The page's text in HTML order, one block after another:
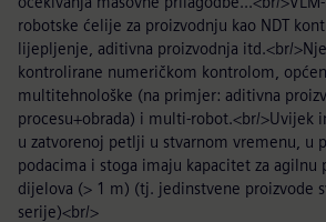
robotske ćelije za proizvodnju kao NDT
lijepljenje, aditivna proizvodnja itd.<br/
kontrolirane numeričkom kontrolom,
multitehnološke (na primjer: aditivna
procesu+obrada) i multi-robot.<br/>Uvijek
u zatvorenoj petlji u stvarnom vremenu, u
podacima i stoga imaju kapacitet za agilnu
dijelova (> 1 m) (tj. jedinstvene proizvode
serije)<br/>